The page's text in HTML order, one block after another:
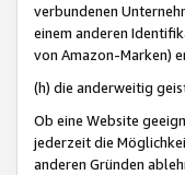
verbundenen
einem anderen
von Amazon-Marken)
(h) die anderweitig
Ob eine Website
jederzeit die
anderen Gründen